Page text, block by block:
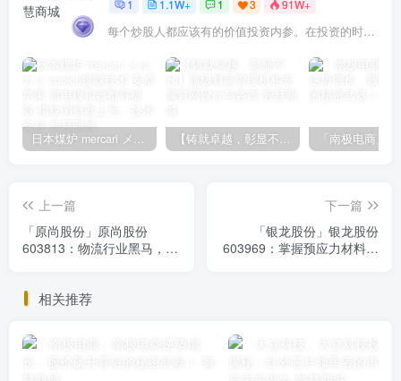
1 1.1W+ 1 3 91W+
每个炒股人都应该有的价值投资内参。在投资的时候，我们把自己看成是企业分析师——而不是市场分析师，也不是宏观经济分析师，更不是证券分析师。
日本煤炉 mercari メルカリ cookie提取技术 安卓 苹果 雷电模拟器都可提取,指纹浏览器上号。技术支持 【铸就卓越，彰显不凡】顶级财富管理机构专属官网设计与咨询
上一篇
「原尚股份」原尚股份
603813：物流行业黑马，逆
下一篇
「银龙股份」银龙股份
603969：掌握预应力材料市
相关推荐